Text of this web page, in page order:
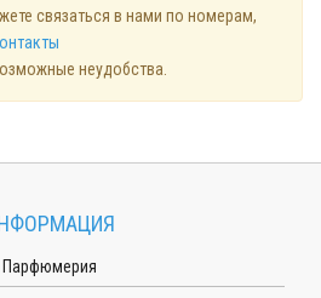
связаться в нами по номерам,
неудобства.
Парфюмерия